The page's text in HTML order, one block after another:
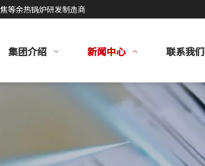
等余热锅炉研发制造商
集团介绍 新闻中心 联系我们